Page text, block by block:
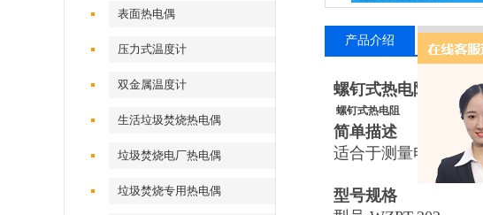
表面热电偶
压力式温度计
双金属温度计
生活垃圾焚烧热电偶
垃圾焚烧电厂热电偶
垃圾焚烧专用热电偶
产品介绍 相关产
螺钉式热电阻 介绍：
螺钉式热电阻
简单描述
适合于测量电厂汽轮
型号规格